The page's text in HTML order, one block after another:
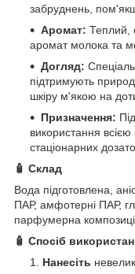
забруднень,
Аромат: Теплий,
аромат молока та
Догляд:
підтримують
шкіру м'якою на
Призначення:
використання
стаціонарних
🧴 Склад
Вода підготовлена,
ПАР, амфотерні ПАР,
парфумерна
🧴 Спосіб
Нанесіть